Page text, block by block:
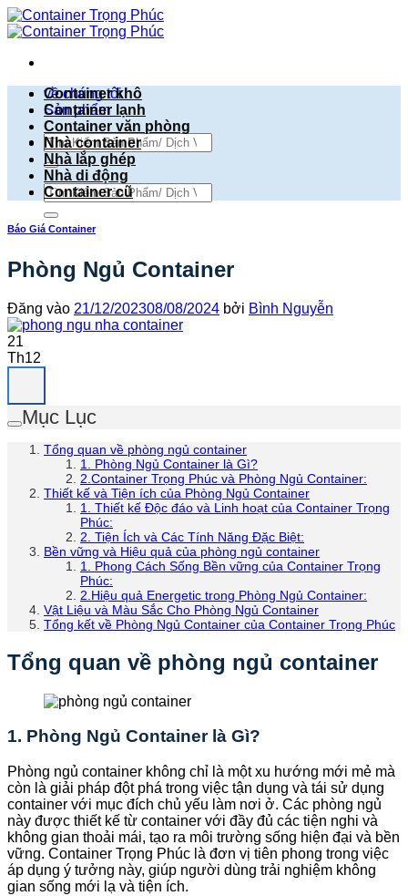
Bỏ
qua
dung
về chúng tôi
Sản phẩm
Tìm
kiếm:
Tìm
kiếm:
Container khô
Container lạnh
Container văn phòng
Nhà container
Nhà lắp ghép
Nhà di động
Container cũ
Báo Giá Container
Phòng Ngủ Container
Đăng vào 21/12/202308/08/2024 bởi Bình Nguyễn
21
Th12
Mục Lục
Tổng quan về phòng ngủ container
1. Phòng Ngủ Container là Gì?
2.Container Trọng Phúc và Phòng Ngủ Container:
Thiết kế và Tiện ích của Phòng Ngủ Container
1. Thiết kế Độc đáo và Linh hoạt của Container Trọng
Phúc:
2. Tiện Ích và Các Tính Năng Đặc Biệt:
Bền vững và Hiệu quả của phòng ngủ container
1. Phong Cách Sống Bền vững của Container Trọng
Phúc:
2.Hiệu quả Energetic trong Phòng Ngủ Container:
Vật Liệu và Màu Sắc Cho Phòng Ngủ Container
Tổng kết về Phòng Ngủ Container của Container Trọng Phúc
Tổng quan về phòng ngủ container
1. Phòng Ngủ Container là Gì?
Phòng ngủ container không chỉ là một xu hướng mới mẻ mà
còn là giải pháp đột phá trong việc tận dụng và tái sử dụng
container với mục đích chủ yếu làm nơi ở. Các phòng ngủ
này được thiết kế từ container với đầy đủ các tiện nghi và
không gian thoải mái, tạo ra môi trường sống hiện đại và bền
vững. Container Trọng Phúc là đơn vị tiên phong trong việc
áp dụng ý tưởng này, giúp người dùng trải nghiệm không
gian sống mới lạ và tiện ích.